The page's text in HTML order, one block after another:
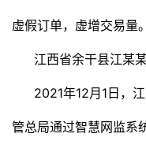
虚假订单，虚增交易量。
江西省余干县江某
2021年12月1日，
管总局通过智慧网监系